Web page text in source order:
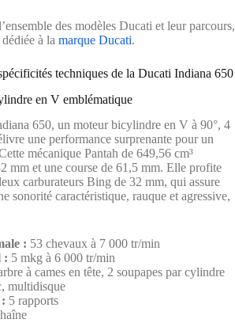
des modèles Ducati et leur parcours,
à la marque Ducati.
techniques de la Ducati Indiana 650
en V emblématique
650, un moteur bicylindre en V à 90°, 4
une performance surprenante pour un
mécanique Pantah de 649,56 cm³
mm et une course de 61,5 mm. Elle profite
carburateurs Bing de 32 mm, qui assure
sonorité caractéristique, rauque et agressive,
: 53 chevaux à 7 000 tr/min
: 5 mkg à 6 000 tr/min
à cames en tête, 2 soupapes par cylindre
multidisque
5 rapports